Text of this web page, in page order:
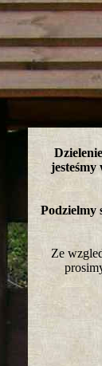
jesteśmy
Podzielmy
Ze